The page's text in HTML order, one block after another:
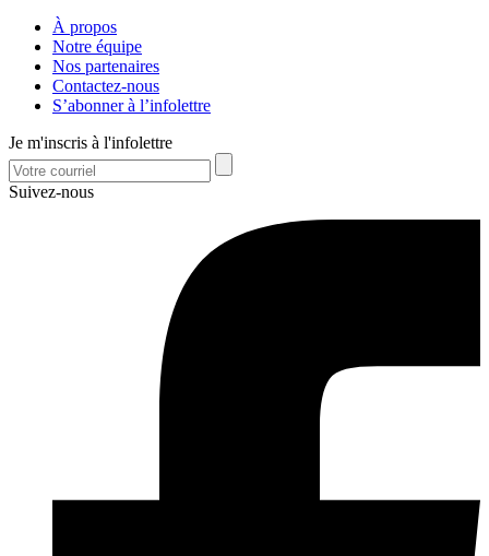
À propos
Notre équipe
Nos partenaires
Contactez-nous
S’abonner à l’infolettre
Je m'inscris à l'infolettre
Suivez-nous